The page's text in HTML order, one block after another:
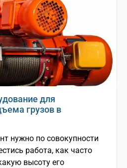
для
грузов в
нужно по совокупности
работа, как часто
высоту его